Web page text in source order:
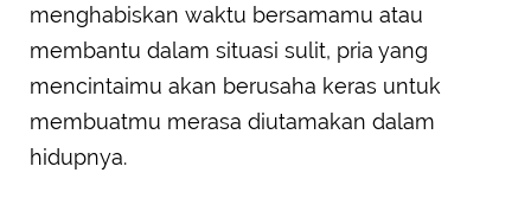
menghabiskan waktu bersamamu atau
membantu dalam situasi sulit, pria yang
mencintaimu akan berusaha keras untuk
membuatmu merasa diutamakan dalam
hidupnya.